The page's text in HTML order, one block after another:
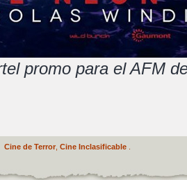
promo para el AFM
Cine de Terror, Cine Inclasificable.